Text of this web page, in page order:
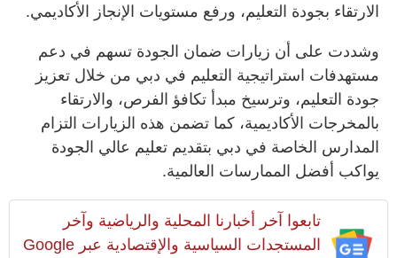
الارتقاء بجودة التعليم، ورفع مستويات الإنجاز الأكاديمي.
وشددت على أن زيارات ضمان الجودة تسهم في دعم
مستهدفات استراتيجية التعليم في دبي من خلال تعزيز
جودة التعليم، وترسيخ مبدأ تكافؤ الفرص، والارتقاء
بالمخرجات الأكاديمية، كما تضمن هذه الزيارات التزام
المدارس الخاصة في دبي بتقديم تعليم عالي الجودة
يواكب أفضل الممارسات العالمية.
تابعوا آخر أخبارنا المحلية والرياضية وآخر
المستجدات السياسية والإقتصادية عبر Google